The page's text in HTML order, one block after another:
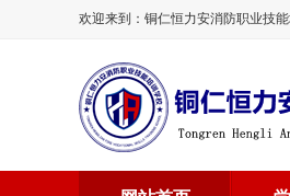
欢迎来到：铜仁恒力安消防职业技